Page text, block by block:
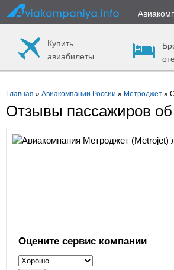
Купить
авиабилеты
Главная » Авиакомпании России » Метроджет »
Отзывы пассажиров
Оцените сервис компании